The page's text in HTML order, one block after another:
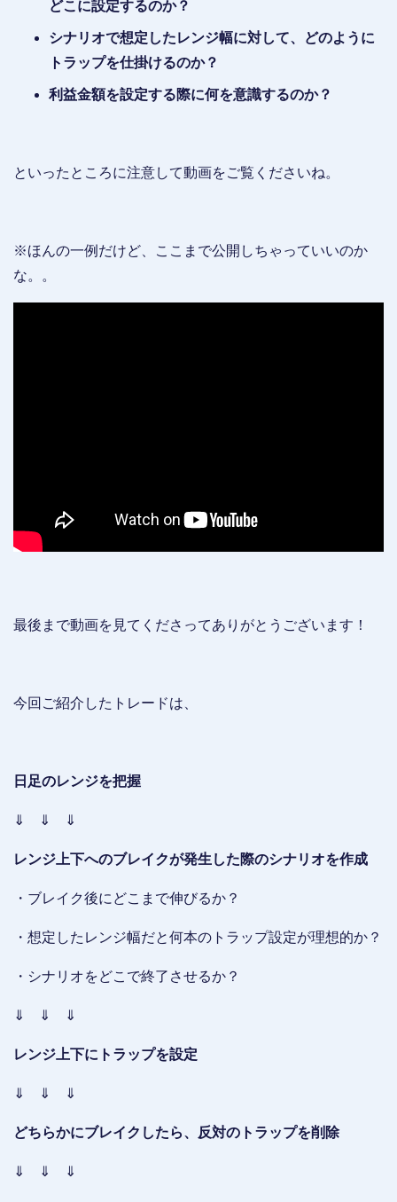
どこに設定するのか？
シナリオで想定したレンジ幅に対して、どのように
トラップを仕掛けるのか？
利益金額を設定する際に何を意識するのか？
といったところに注意して動画をご覧くださいね。
※ほんの一例だけど、ここまで公開しちゃっていいのか
な。。
最後まで動画を見てくださってありがとうございます！
今回ご紹介したトレードは、
日足のレンジを把握
⇓ ⇓ ⇓
レンジ上下へのブレイクが発生した際のシナリオを作成
・ブレイク後にどこまで伸びるか？
・想定したレンジ幅だと何本のトラップ設定が理想的か？
・シナリオをどこで終了させるか？
⇓ ⇓ ⇓
レンジ上下にトラップを設定
⇓ ⇓ ⇓
どちらかにブレイクしたら、反対のトラップを削除
⇓ ⇓ ⇓